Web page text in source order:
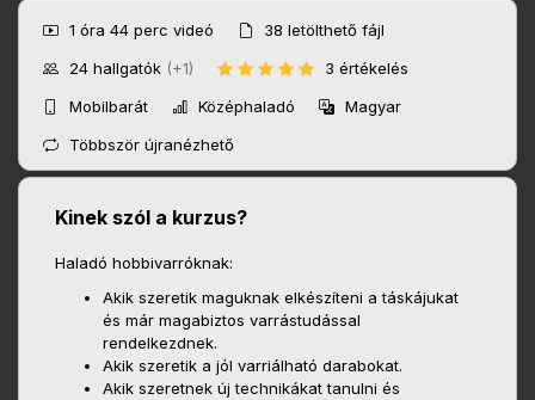
1 óra 44 perc videó 38 letölthető fájl
24 hallgatók (+1)
3 értékelés
Mobilbarát
Középhaladó
Magyar
Többször újranézhető
Kinek szól a kurzus?
Haladó hobbivarróknak:
Akik szeretik maguknak elkészíteni a táskájukat
és már magabiztos varrástudással
rendelkezdnek.
Akik szeretik a jól varriálható darabokat.
Akik szeretnek új technikákat tanulni és